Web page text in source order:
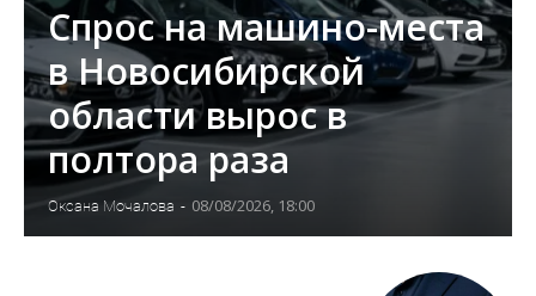
Спрос на машино-места
в Новосибирской
области вырос в
полтора раза
Оксана Мочалова - 08/08/2026, 18:00